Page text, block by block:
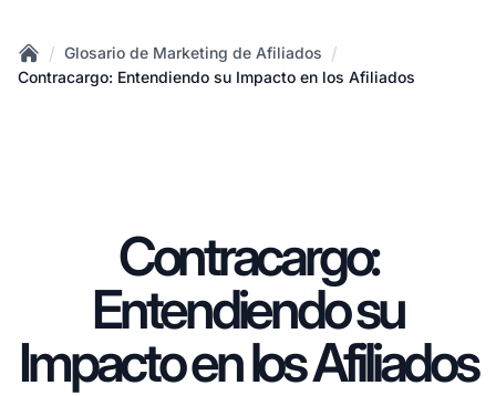
Home
/ Glosario de Marketing de Afiliados /
Contracargo: Entendiendo su Impacto en los Afiliados
Contracargo:
Entendiendo su
Impacto en los Afiliados